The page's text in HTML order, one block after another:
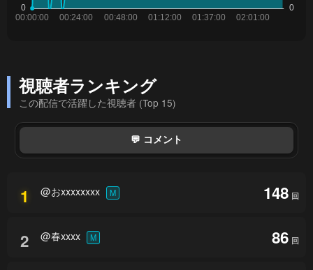
視聴者ランキング
この配信で活躍した視聴者 (Top 15)
💬 コメント
1 @おxxxxxxxx M 148 回
2 @春xxxx M 86 回